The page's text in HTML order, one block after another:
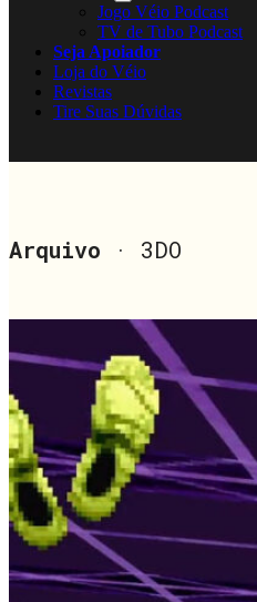
Jogo Véio Podcast
TV de Tubo Podcast
Seja Apoiador
Loja do Véio
Revistas
Tire Suas Dúvidas
Arquivo · 3DO